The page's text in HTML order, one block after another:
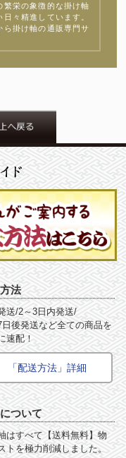
繁栄の象徴的な掛け軸
々精進しています。
掛け軸の通販専門サ
法
送/2～3日内発送/
日後発送など全ての商品を
速配！
「配送方法」詳細
ついて
はすべて【送料無料】物
トを極力削減しました。